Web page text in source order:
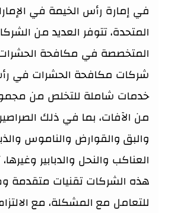
في إمارة رأس الخيمة في
المتحدة، تتوفر العديد من
المتخصصة في مكافحة
شركات مكافحة الحشرات في
خدمات شاملة للتخلص من
من الآفات، بما في ذلك
والبق والقوارض والناموس
العناكب والنحل والدبابير
هذه الشركات تقنيات متقدمة
للتعامل مع المشكلة، مع